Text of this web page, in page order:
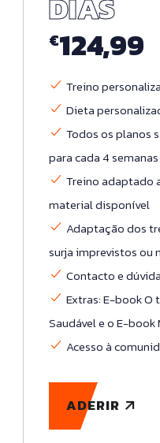
€124,99
Treino
Dieta
Todos os planos
para cada 4 semana​s
Treino adaptado
material disponível
Adaptação dos
surja imprevistos ou
Contacto e
Extras: E-book O
Saudável e o E-
Acesso à
ADERIR